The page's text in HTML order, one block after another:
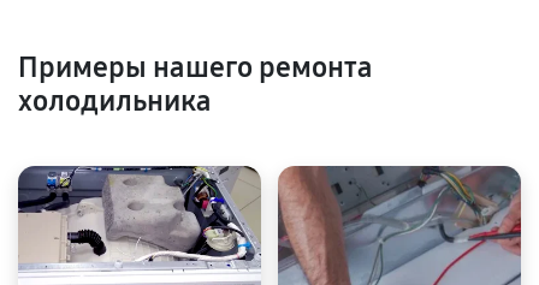
Примеры нашего ремонта
холодильника